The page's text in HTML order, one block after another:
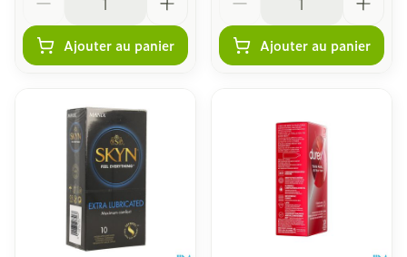
Ajouter au panier Ajouter au panier